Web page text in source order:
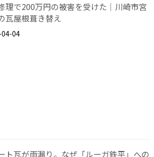
理で200万円の被害を受けた｜川崎市宮
瓦屋根葺き替え
04
ト瓦が雨漏り。なぜ「ルーガ鉄平」への